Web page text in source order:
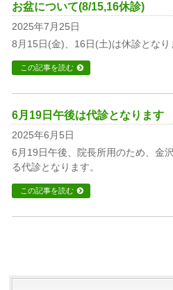
お盆について(8/15,16休診)
2025年7月25日
8月15日(金)、16日(土)は休診となり
この記事を読む
6月19日午後は代診となります
2025年6月5日
6月19日午後、院長所用のため、金
る代診となります。
この記事を読む